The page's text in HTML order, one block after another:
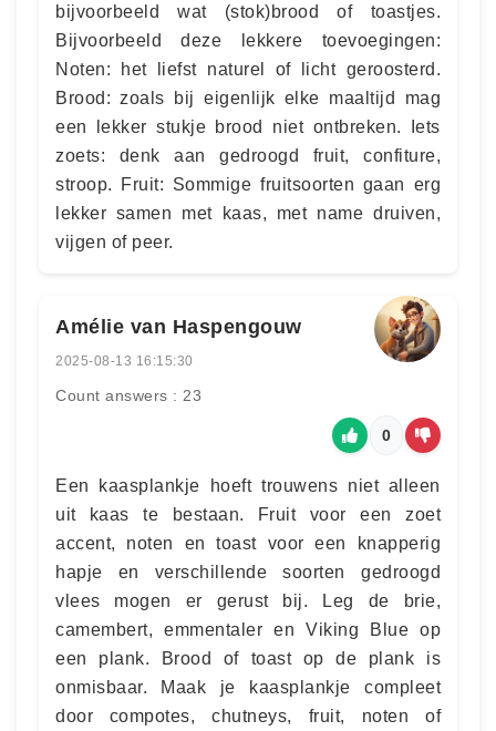
bijvoorbeeld wat (stok)brood of toastjes.
Bijvoorbeeld deze lekkere toevoegingen:
Noten: het liefst naturel of licht geroosterd.
Brood: zoals bij eigenlijk elke maaltijd mag
een lekker stukje brood niet ontbreken. Iets
zoets: denk aan gedroogd fruit, confiture,
stroop. Fruit: Sommige fruitsoorten gaan erg
lekker samen met kaas, met name druiven,
vijgen of peer.
Amélie van Haspengouw
2025-08-13 16:15:30
Count answers : 23
0
Een kaasplankje hoeft trouwens niet alleen
uit kaas te bestaan. Fruit voor een zoet
accent, noten en toast voor een knapperig
hapje en verschillende soorten gedroogd
vlees mogen er gerust bij. Leg de brie,
camembert, emmentaler en Viking Blue op
een plank. Brood of toast op de plank is
onmisbaar. Maak je kaasplankje compleet
door compotes, chutneys, fruit, noten of